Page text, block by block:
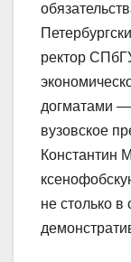
ректор
догматами
вузовское
Константин
не столько в